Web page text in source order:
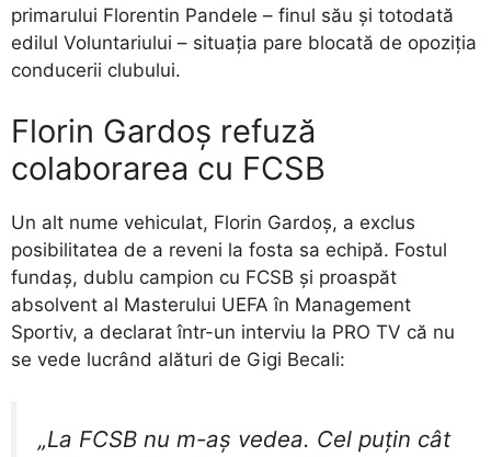
primarului Florentin Pandele – finul său și totodată
edilul Voluntariului – situația pare blocată de opoziția
conducerii clubului.
Florin Gardoș refuză
colaborarea cu FCSB
Un alt nume vehiculat, Florin Gardoș, a exclus
posibilitatea de a reveni la fosta sa echipă. Fostul
fundaș, dublu campion cu FCSB și proaspăt
absolvent al Masterului UEFA în Management
Sportiv, a declarat într-un interviu la PRO TV că nu
se vede lucrând alături de Gigi Becali:
„La FCSB nu m-aș vedea. Cel puțin cât